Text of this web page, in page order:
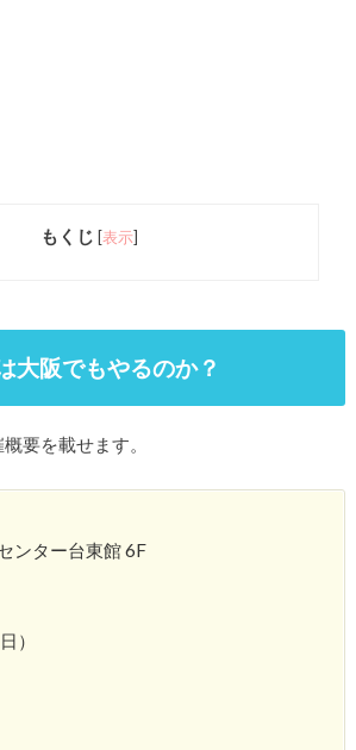
もくじ [表示]
大阪でもやるのか？
要を載せます。
ンター台東館 6F
）